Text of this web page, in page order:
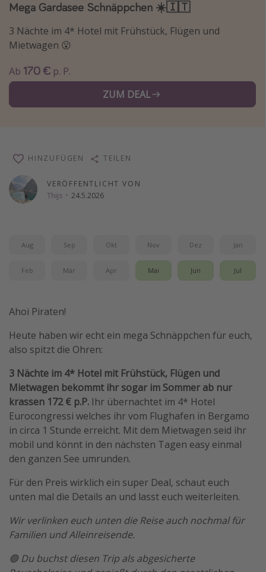
Alle Reisethemen
Wochenendtrip
Singlereisen
Strandurlaub
Hotels in Amsterdam
Hotels am Achensee
Familienurlaub in der Türkei
Bahnreisen in der Schweiz
Reisepassfreie Reiseziele
Travel Know How
Silvesterreisen
Last Minute Urlaub Mallorca
Last Minute Urlaub Deutschland
Mega Gardasee Schnäppchen ☀️🇮🇹
3 Nächte im 4* Hotel mit Frühstück, Flügen und
Mietwagen 😮
Ab 170 € p. P.
ZUM DEAL
VERÖFFENTLICHT VON
Thijs · 24.5.2026
HINZUFÜGEN TEILEN
Aug Sep Okt Nov Dez Jan
Feb Mär Apr Mai Jun Jul
Ahoi Piraten!
Heute haben wir echt ein mega Schnäppchen für euch,
also spitzt die Ohren:
3 Nächte im 4* Hotel mit Frühstück, Flügen und
Mietwagen bekommt ihr sogar im Sommer ab nur
krassen 172 € p.P. Ihr übernachtet im 4* Hotel
Eurocongressi welches ihr vom Flughafen in Bergamo
in circa 1 Stunde erreicht. Mit dem Mietwagen seid ihr
mobil und könnt in den nächsten Tagen easy einmal
den ganzen See umrunden.
Für den Preis wirklich ein super Deal, schaut euch
unten mal die Details an und lasst euch weiterleiten.
Wir verlinken euch unten die Reise auch nochmal für
Familien und Alleinreisende.
🟢 Du buchst diesen Trip als abgesicherte